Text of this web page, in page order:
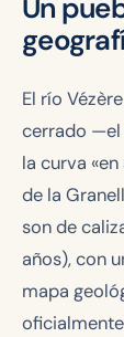
El río
cerrado —el
la curva
de la
son de
años), con
mapa